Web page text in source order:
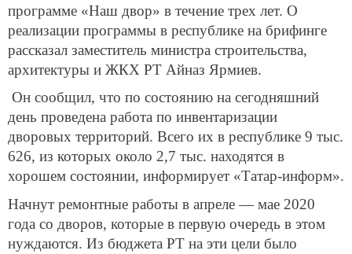
программе «Наш двор» в течение трех лет. О
реализации программы в республике на брифинге
рассказал заместитель министра строительства,
архитектуры и ЖКХ РТ Айназ Ярмиев.
Он сообщил, что по состоянию на сегодняшний
день проведена работа по инвентаризации
дворовых территорий. Всего их в республике 9 тыс.
626, из которых около 2,7 тыс. находятся в
хорошем состоянии, информирует «Татар-информ».
Начнут ремонтные работы в апреле — мае 2020
года со дворов, которые в первую очередь в этом
нуждаются. Из бюджета РТ на эти цели было